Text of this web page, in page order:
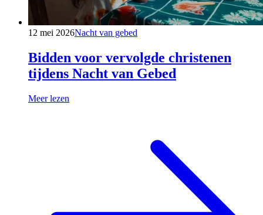
12 mei 2026Nacht van gebed
Bidden voor vervolgde christenen
tijdens Nacht van Gebed
Meer lezen